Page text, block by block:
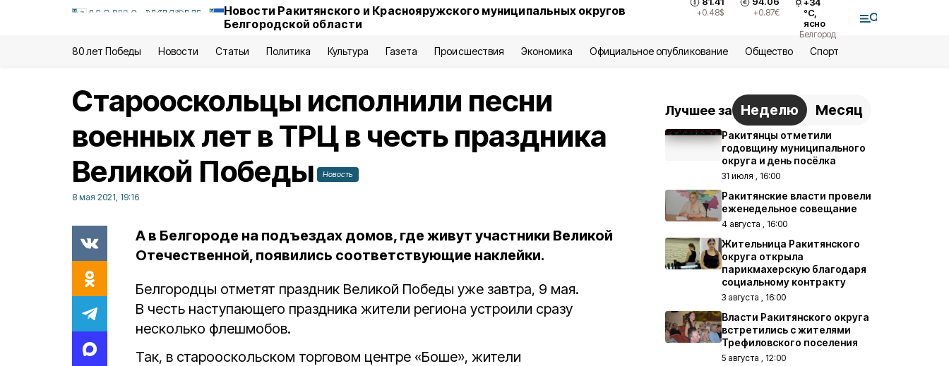
Новости Ракитянского и Краснояружского муниципальных округов
Белгородской области
+0.48$ +0.87€
°С,
ясно
Белгород
80 лет Победы Новости Статьи Политика Культура Газета Происшествия Экономика Официальное опубликование Общество Спорт
Старооскольцы исполнили песни
военных лет в ТРЦ в честь праздника
Великой Победы
Новость
8 мая 2021, 19:16
А в Белгороде на подъездах домов, где живут участники Великой
Отечественной, появились соответствующие наклейки.
Белгородцы отметят праздник Великой Победы уже завтра, 9 мая.
В честь наступающего праздника жители региона устроили сразу
несколько флешмобов.
Так, в старооскольском торговом центре «Боше», жители
Лучшее за Неделю Месяц
Ракитянцы отметили
годовщину муниципального
округа и день посёлка
31 июля , 16:00
Ракитянские власти провели
еженедельное совещание
4 августа , 16:00
Жительница Ракитянского
округа открыла
парикмахерскую благодаря
социальному контракту
3 августа , 16:00
Власти Ракитянского округа
встретились с жителями
Трефиловского поселения
5 августа , 12:00